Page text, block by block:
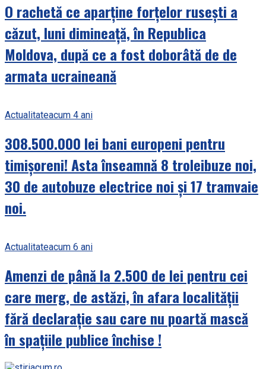
O rachetă ce aparține forțelor rusești a
căzut, luni dimineață, în Republica
Moldova, după ce a fost doborâtă de de
armata ucraineană
Actualitateacum 4 ani
308.500.000 lei bani europeni pentru
timișoreni! Asta înseamnă 8 troleibuze noi,
30 de autobuze electrice noi și 17 tramvaie
noi.
Actualitateacum 6 ani
Amenzi de până la 2.500 de lei pentru cei
care merg, de astăzi, în afara localității
fără declarație sau care nu poartă mască
în spațiile publice închise !